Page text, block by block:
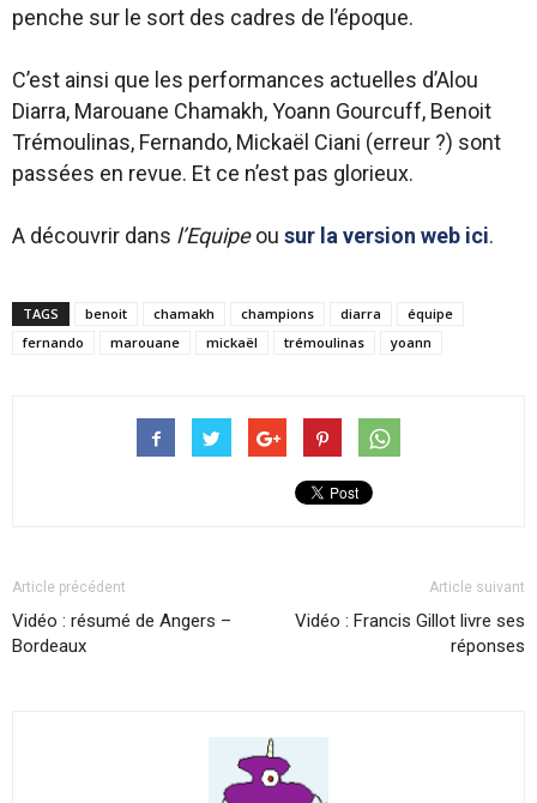
penche sur le sort des cadres de l’époque.
C’est ainsi que les performances actuelles d’Alou
Diarra, Marouane Chamakh, Yoann Gourcuff, Benoit
Trémoulinas, Fernando, Mickaël Ciani (erreur ?) sont
passées en revue. Et ce n’est pas glorieux.
A découvrir dans l’Equipeou sur la version web ici.
TAGS benoit chamakh champions diarra
équipe
fernando
marouane mickaël trémoulinas yoann
Article précédent
Vidéo : résumé de Angers –
Bordeaux
Article suivant
Vidéo : Francis Gillot livre ses
réponses